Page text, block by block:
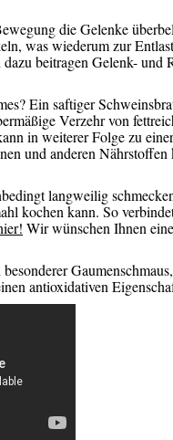
die Gelenke
was wiederum zur
beitragen Gelenk- und
Ein saftiger
Verzehr von
in weiterer Folge zu
und anderen
langweilig
kochen kann. So
Wir wünschen Ihnen
antioxidativen